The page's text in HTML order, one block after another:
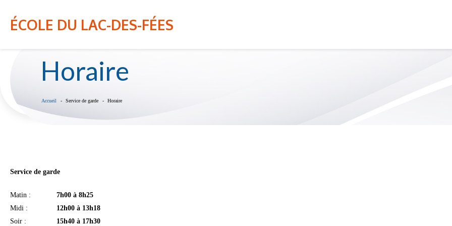
ÉCOLE DU LAC-DES-FÉES
NOTRE ÉCOLE INFO-PARENTS
Horaire
Accueil Service de garde Horaire
Service de garde
Matin :
7h00 à 8h25
Midi :
12h00 à 13h18
Soir :
15h40 à 17h30